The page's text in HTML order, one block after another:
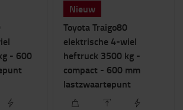
- 600
Nieuw
Toyota Traigo80
elektrische 4-wiel
heftruck 3500 kg -
compact - 600 mm
lastzwaartepunt